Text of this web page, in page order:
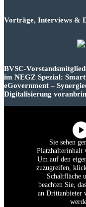
Vorträge, Interviews &
BVSC-
im NEGZ Spezial:
eGovernment –
Digitalisierung
Sie sehen
Platzhalterinhalt
Um auf den
zuzugreifen,
Schaltfläche
beachten Sie,
an Drittanbieter